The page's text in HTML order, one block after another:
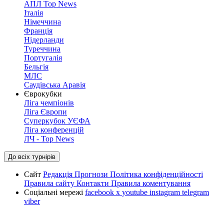
АПЛ Top News
Італія
Німеччина
Франція
Нідерланди
Туреччина
Португалія
Бельгія
МЛС
Саудівська Аравія
Єврокубки
Ліга чемпіонів
Ліга Європи
Суперкубок УЄФА
Ліга конференцій
ЛЧ - Top News
До всіх турнірів
Сайт Редакція Прогнози Політика конфіденційності
Правила сайту Контакти Правила коментування
Соціальні мережі facebook x youtube instagram telegram
viber